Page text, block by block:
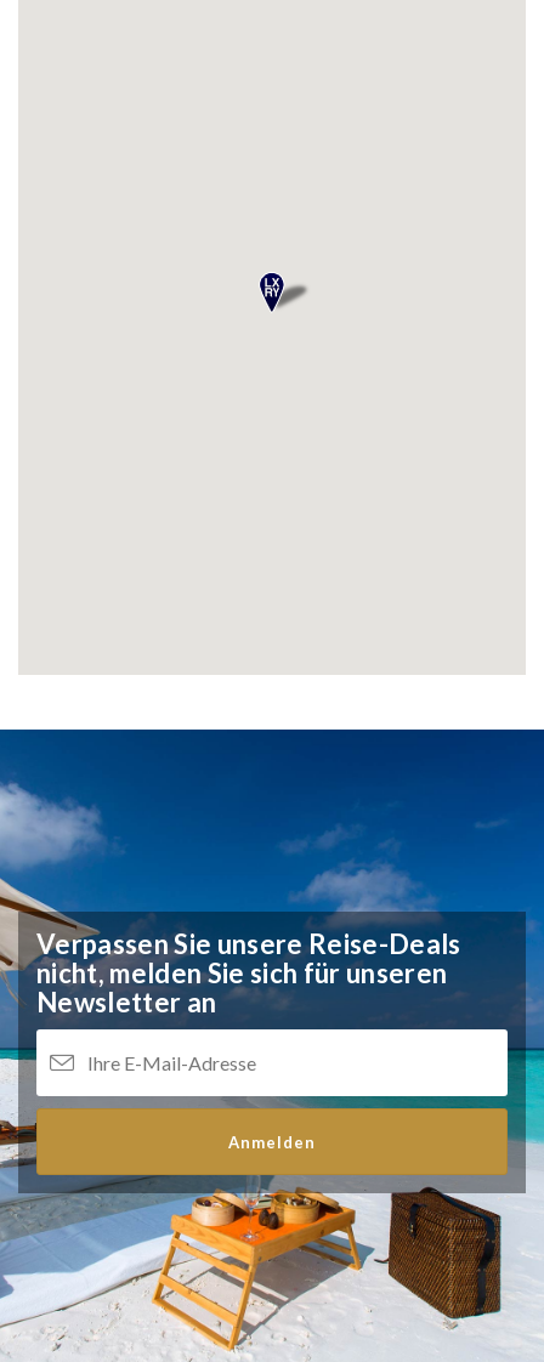
Verpassen Sie unsere Reise-Deals
nicht, melden Sie sich für unseren
Newsletter an
Anmelden